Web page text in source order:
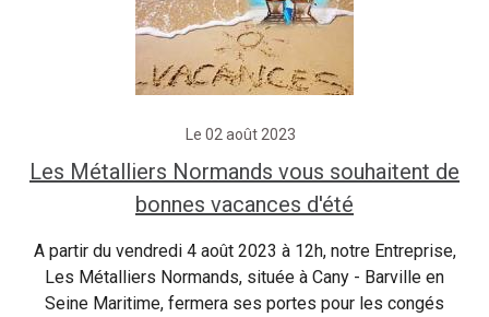
Le 02 août 2023
Les Métalliers Normands vous souhaitent de
bonnes vacances d'été
A partir du vendredi 4 août 2023 à 12h, notre Entreprise,
Les Métalliers Normands, située à Cany - Barville en
Seine Maritime, fermera ses portes pour les congés